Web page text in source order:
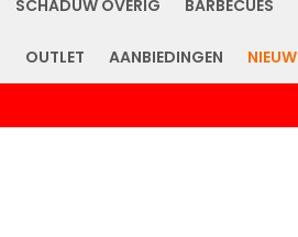
SCHADUW OVERIG BARBECUES
OUTLET AANBIEDINGEN NIEUW